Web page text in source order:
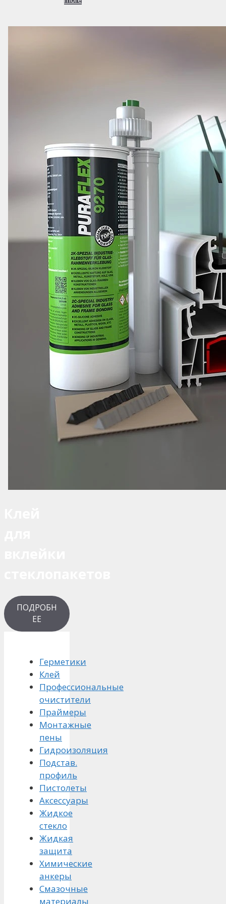
ПОДРОБН
ЕЕ
Герметики
Клей
Профессиональные
очистители
Праймеры
Монтажные
пены
Гидроизоляция
Подстав.
профиль
Пистолеты
Аксессуары
Жидкое
стекло
Жидкая
защита
Химические
анкеры
Смазочные
материалы